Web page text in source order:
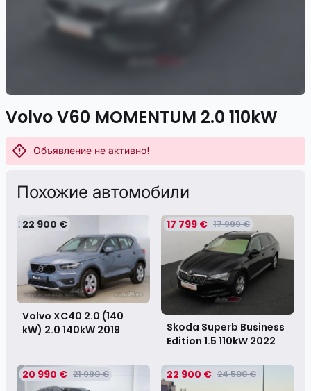
Volvo V60 MOMENTUM 2.0 110kW
Объявление не активно!
Похожие автомобили
22 900 €
Volvo XC40 2.0 (140
kW) 2.0 140kW 2019
17 799 € 17 999 €
Skoda Superb Business
Edition 1.5 110kW 2022
20 990 € 21 990 € 22 900 € 24 500 €